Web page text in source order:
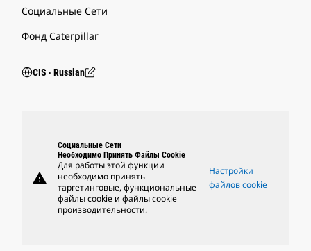
Социальные Сети
Фонд Caterpillar
CIS ‧ Russian
warning
Социальные Сети
Необходимо Принять Файлы Cookie
Для работы этой функции
необходимо принять
таргетинговые, функциональные
файлы cookie и файлы cookie
производительности.
Настройки
файлов cookie